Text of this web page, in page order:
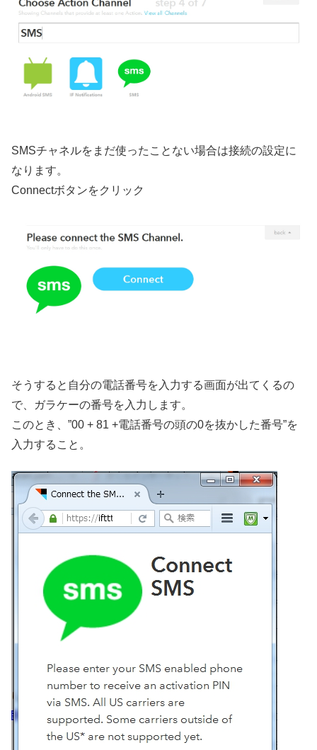
SMSチャネルをまだ使ったことない場合は接続の設定に
なります。
Connectボタンをクリック
そうすると自分の電話番号を入力する画面が出てくるの
で、ガラケーの番号を入力します。
このとき、”00 + 81 +電話番号の頭の0を抜かした番号”を
入力すること。